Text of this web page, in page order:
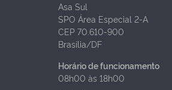
Asa Sul
SPO Área Especial 2-A
CEP 70.610-900
Brasília/DF
Horário de funcionamento
08h00 às 18h00